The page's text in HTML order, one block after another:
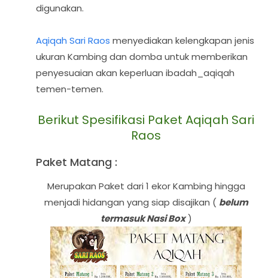
digunakan.
Aqiqah Sari Raos menyediakan kelengkapan jenis
ukuran Kambing dan domba untuk memberikan
penyesuaian akan keperluan ibadah_aqiqah
temen-temen.
Berikut Spesifikasi Paket Aqiqah Sari
Raos
Paket Matang :
Merupakan Paket dari 1 ekor Kambing hingga
menjadi hidangan yang siap disajikan ( belum
termasuk Nasi Box)